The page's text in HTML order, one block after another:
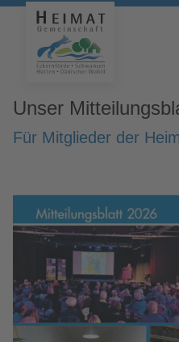
Unser
Für Mitglieder der